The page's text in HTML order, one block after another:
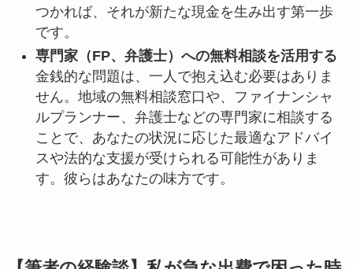
つかれば、それが新たな現金を生み出す第一歩
です。
専門家（FP、弁護士）への無料相談を活用する
金銭的な問題は、一人で抱え込む必要はありま
せん。地域の無料相談窓口や、ファイナンシャ
ルプランナー、弁護士などの専門家に相談する
ことで、あなたの状況に応じた最適なアドバイ
スや法的な支援が受けられる可能性がありま
す。彼らはあなたの味方です。